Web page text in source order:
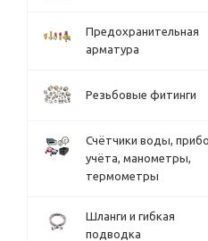
Предохранительная
арматура
Резьбовые фитинги
Счётчики воды,
учёта, манометры,
термометры
Шланги и гибкая
подводка